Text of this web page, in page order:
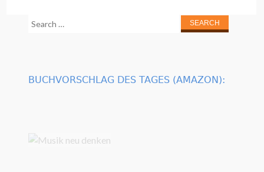
Search
BUCHVORSCHLAG DES TAGES (AMAZON):